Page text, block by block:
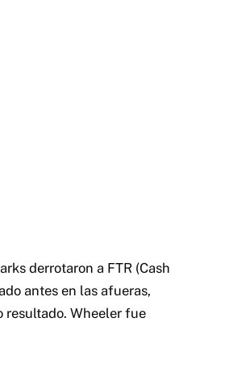
derrotaron a FTR (Cash
antes en las afueras,
resultado. Wheeler fue